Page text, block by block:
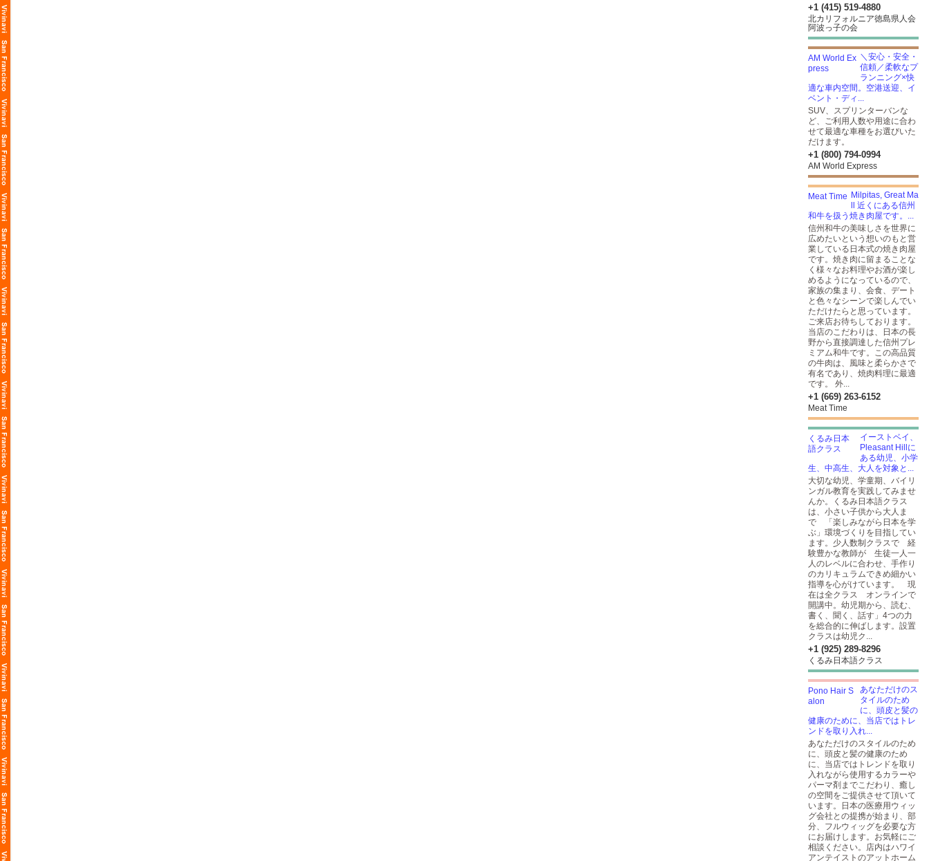
+1 (415) 519-4880
北カリフォルニア徳島県人会
阿波っ子の会
＼安心・安全・
信頼／柔軟なプ
ランニング×快
適な車内空間。空港送迎、イ
ベント・ディ...
SUV、スプリンターバンな
ど、ご利用人数や用途に合わ
せて最適な車種をお選びいた
だけます。
+1 (800) 794-0994
AM World Express
Milpitas, Great Ma
ll 近くにある信州
和牛を扱う焼き肉屋です。...
信州和牛の美味しさを世界に
広めたいという想いのもと営
業している日本式の焼き肉屋
です。焼き肉に留まることな
く様々なお料理やお酒が楽し
めるようになっているので、
家族の集まり、会食、デート
と色々なシーンで楽しんでい
ただけたらと思っています。
ご来店お待ちしております。
当店のこだわりは、日本の長
野から直接調達した信州プレ
ミアム和牛です。この高品質
の牛肉は、風味と柔らかさで
有名であり、焼肉料理に最適
です。 外...
+1 (669) 263-6152
Meat Time
イーストベイ、
Pleasant Hillに
ある幼児、小学
生、中高生、大人を対象と...
大切な幼児、学童期、バイリ
ンガル教育を実践してみませ
んか。くるみ日本語クラス
は、小さい子供から大人ま
で 「楽しみながら日本を学
ぶ」環境づくりを目指してい
ます。少人数制クラスで 経
験豊かな教師が 生徒一人一
人のレベルに合わせ、手作り
のカリキュラムできめ細かい
指導を心がけています。 現
在は全クラス オンラインで
開講中。幼児期から、読む、
書く、聞く、話す」4つの力
を総合的に伸ばします。設置
クラスは幼児ク...
+1 (925) 289-8296
くるみ日本語クラス
あなただけのス
タイルのため
に、頭皮と髪の
健康のために、当店ではトレ
ンドを取り入れ...
あなただけのスタイルのため
に、頭皮と髪の健康のため
に、当店ではトレンドを取り
入れながら使用するカラーや
パーマ剤までこだわり、癒し
の空間をご提供させて頂いて
います。日本の医療用ウィッ
グ会社との提携が始まり、部
分、フルウィッグを必要な方
にお届けします。お気軽にご
相談ください。店内はハワイ
アンテイストのアットホーム